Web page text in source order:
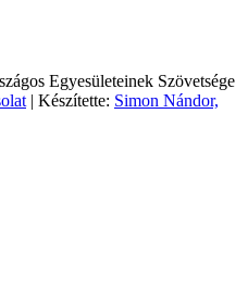
Egyesületeinek Szövetsége
| Készítette: Simon Nándor,